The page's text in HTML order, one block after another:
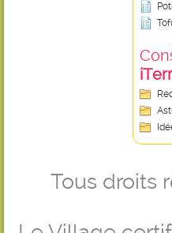
Tous droits